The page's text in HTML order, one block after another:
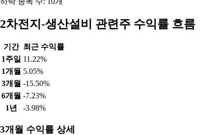
2차전지-생산설비 관련주 수익률 흐름
기간 최근 수익률
1주일 11.22%
1개월 5.05%
3개월 -15.50%
6개월 -7.23%
1년
-3.98%
3개월 수익률 상세